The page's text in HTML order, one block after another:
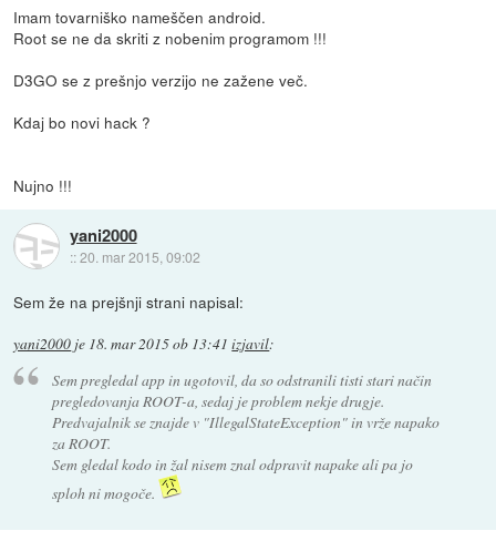
Imam tovarniško nameščen android.
Root se ne da skriti z nobenim programom !!!
D3GO se z prešnjo verzijo ne zažene več.
Kdaj bo novi hack ?
Nujno !!!
yani2000
::20. mar 2015, 09:02
Sem že na prejšnji strani napisal:
yani2000 je 18. mar 2015 ob 13:41 izjavil:
Sem pregledal app in ugotovil, da so odstranili tisti stari način
pregledovanja ROOT-a, sedaj je problem nekje drugje.
Predvajalnik se znajde v "IllegalStateException" in vrže napako
za ROOT.
Sem gledal kodo in žal nisem znal odpravit napake ali pa jo
sploh ni mogoče.